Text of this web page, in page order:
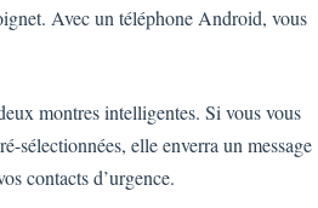
Avec un téléphone Android, vous
montres intelligentes. Si vous vous
sélectionnées, elle enverra un message
contacts d’urgence.